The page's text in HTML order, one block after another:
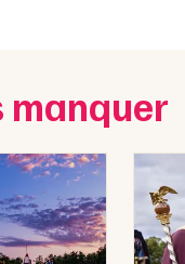
manquer